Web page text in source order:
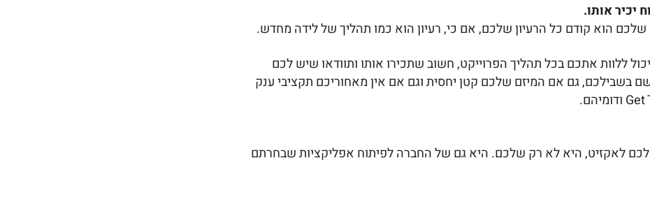
יכיר אותו.
הוא קודם כל הרעיון שלכם, אם כי, רעיון הוא כמו תהליך של לידה מחדש.
ללוות אתכם בכל תהליך הפרוייקט, חשוב שתכירו אותו ותוודאו שיש לכם
בשבילכם, גם אם המיזם שלכם קטן יחסית וגם אם אין מאחוריכם תקציבי ענק
לאקזיט, היא לא רק שלכם. היא גם של החברה לפיתוח אפליקציות שבחרתם